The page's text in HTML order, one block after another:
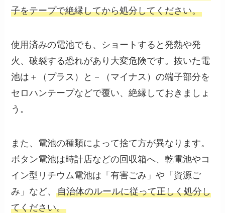
子をテープで絶縁してから処分してください。
使用済みの電池でも、ショートすると発熱や発
火、破裂する恐れがあり大変危険です。抜いた電
池は＋（プラス）と－（マイナス）の端子部分を
セロハンテープなどで覆い、絶縁しておきましょ
う。
また、電池の種類によって捨て方が異なります。
ボタン電池は時計店などの回収箱へ、乾電池やコ
イン型リチウム電池は「有害ごみ」や「資源ご
み」など、自治体のルールに従って正しく処分し
てください。